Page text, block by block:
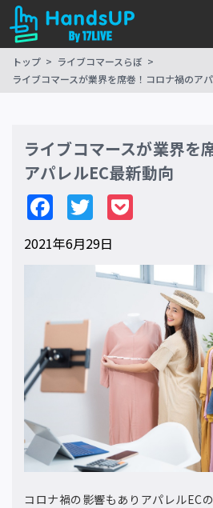
トップ
ライブコマースらぼ
ライブコマースが業界を席巻！コロナ禍のア
ライブコマースが業界を
アパレルEC最新動向
Facebook
Twitter
2021年6月29日
コロナ禍の影響もありアパレルEC